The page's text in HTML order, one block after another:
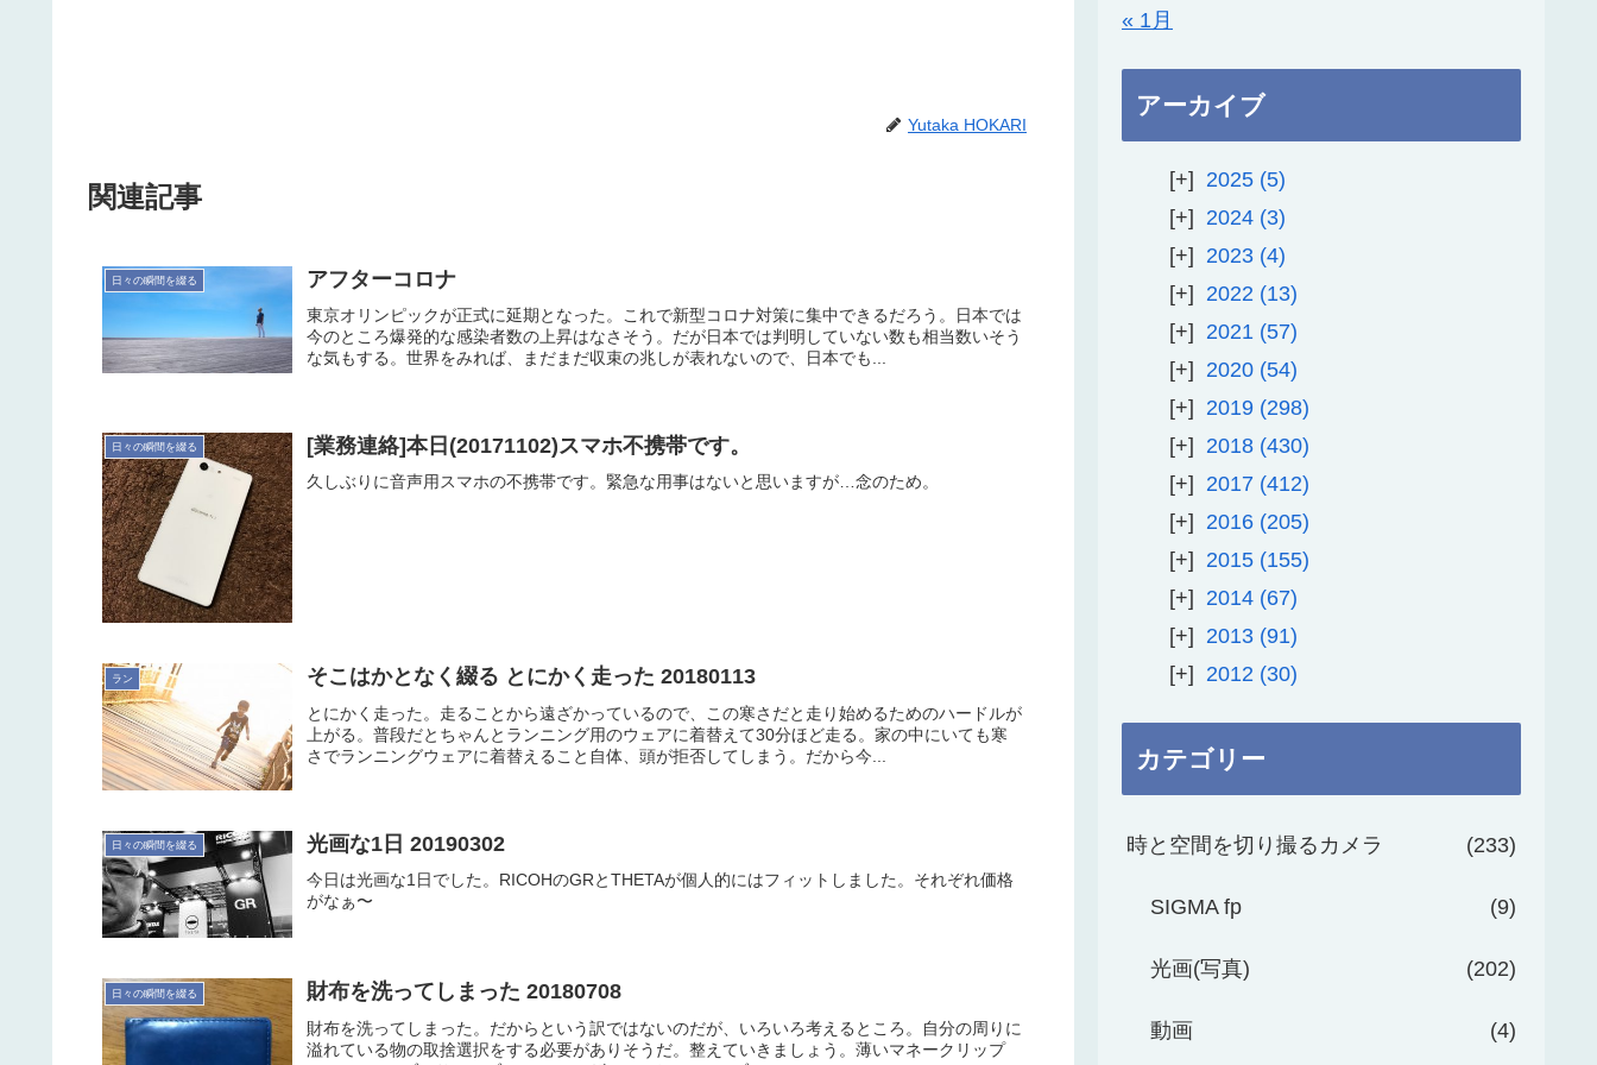
Yutaka HOKARI
関連記事
日々の瞬間を綴る アフターコロナ
東京オリンピックが正式に延期となった。これで新型コロナ対策に集中できるだろう。日本では
今のところ爆発的な感染者数の上昇はなさそう。だが日本では判明していない数も相当数いそう
な気もする。世界をみれば、まだまだ収束の兆しが表れないので、日本でも...
日々の瞬間を綴る [業務連絡]本日(20171102)スマホ不携帯です。
久しぶりに音声用スマホの不携帯です。緊急な用事はないと思いますが…念のため。
ラン そこはかとなく綴る とにかく走った 20180113
とにかく走った。走ることから遠ざかっているので、この寒さだと走り始めるためのハードルが
上がる。普段だとちゃんとランニング用のウェアに着替えて30分ほど走る。家の中にいても寒
さでランニングウェアに着替えること自体、頭が拒否してしまう。だから今...
日々の瞬間を綴る 光画な1日 20190302
今日は光画な1日でした。RICOHのGRとTHETAが個人的にはフィットしました。それぞれ価格
がなぁ〜
日々の瞬間を綴る 財布を洗ってしまった 20180708
財布を洗ってしまった。だからという訳ではないのだが、いろいろ考えるところ。自分の周りに
溢れている物の取捨選択をする必要がありそうだ。整えていきましょう。薄いマネークリップ
« 1月
アーカイブ
2025 5
2024 3
2023 4
2022
13
2021
57
2020 54
2019 298
2018 430
2017 412
2016 205
2015 155
2014 67
2013 91
2012
30
カテゴリー
時と空間を切り撮るカメラ 233
SIGMA fp 9
光画(写真) 202
動画 4